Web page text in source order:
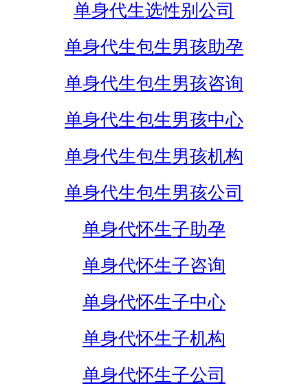
单身代生选性别公司
单身代生包生男孩助孕
单身代生包生男孩咨询
单身代生包生男孩中心
单身代生包生男孩机构
单身代生包生男孩公司
单身代怀生子助孕
单身代怀生子咨询
单身代怀生子中心
单身代怀生子机构
单身代怀生子公司